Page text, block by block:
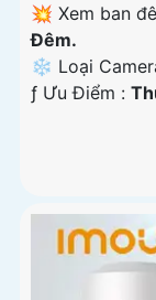
💥 Xem ban
Đêm.
❄ Loại
️ƒ Ưu Điểm :